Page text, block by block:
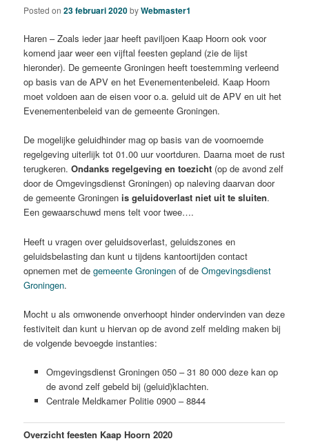
Posted on23 februari 2020byWebmaster1
Haren – Zoals ieder jaar heeft paviljoen Kaap Hoorn ook voor
komend jaar weer een vijftal feesten gepland (zie de lijst
hieronder). De gemeente Groningen heeft toestemming verleend
op basis van de APV en het Evenementenbeleid. Kaap Hoorn
moet voldoen aan de eisen voor o.a. geluid uit de APV en uit het
Evenementenbeleid van de gemeente Groningen.
De mogelijke geluidhinder mag op basis van de voornoemde
regelgeving uiterlijk tot 01.00 uur voortduren. Daarna moet de rust
terugkeren.Ondanks regelgeving en toezicht (op de avond zelf
door de Omgevingsdienst Groningen) op naleving daarvan door
de gemeente Groningen is geluidoverlast niet uit te sluiten.
Een gewaarschuwd mens telt voor twee….
Heeft u vragen over geluidsoverlast, geluidszones en
geluidsbelasting dan kunt u tijdens kantoortijden contact
opnemen met degemeente Groningen of deOmgevingsdienst
Groningen.
Mocht u als omwonende onverhoopt hinder ondervinden van deze
festiviteit dan kunt u hiervan op de avond zelf melding maken bij
de volgende bevoegde instanties:
Omgevingsdienst Groningen 050 – 31 80 000 deze kan op
de avond zelf gebeld bij (geluid)klachten.
Centrale Meldkamer Politie 0900 – 8844
Overzicht feesten Kaap Hoorn 2020